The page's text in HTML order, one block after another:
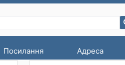
Посилання Адреса